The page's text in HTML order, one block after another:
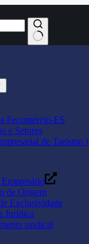
Fecomércio-ES
e Setores
de Turismo
de Origem
Exclusividade
Jurídica
sindical